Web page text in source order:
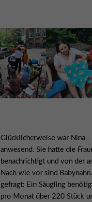
Glücklicherweise war Nina
anwesend. Sie hatte die
benachrichtigt und von der
Nach wie vor sind
gefragt: Ein Säugling
pro Monat über 220 Stück